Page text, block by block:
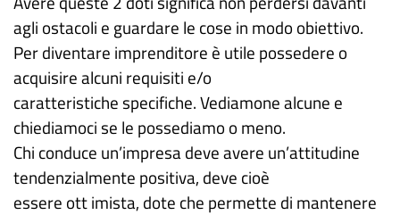
agli ostacoli e guardare le cose in modo obiettivo.
Per diventare imprenditore è utile possedere o
acquisire alcuni requisiti e/o
caratteristiche specifiche. Vediamone alcune e
chiediamoci se le possediamo o meno.
Chi conduce un’impresa deve avere un’attitudine
tendenzialmente positiva, deve cioè
essere ott imista, dote che permette di mantenere